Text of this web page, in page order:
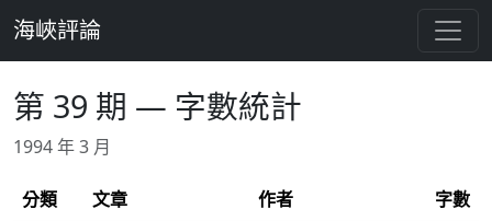
海峽評論
第 39 期 — 字數統計
1994 年 3 月
分類 文章 作者
字數